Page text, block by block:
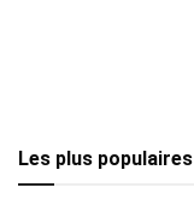
Les plus populaires